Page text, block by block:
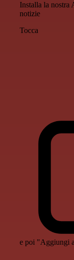
Installa la nostra
notizie
Tocca
e poi "Aggiungi